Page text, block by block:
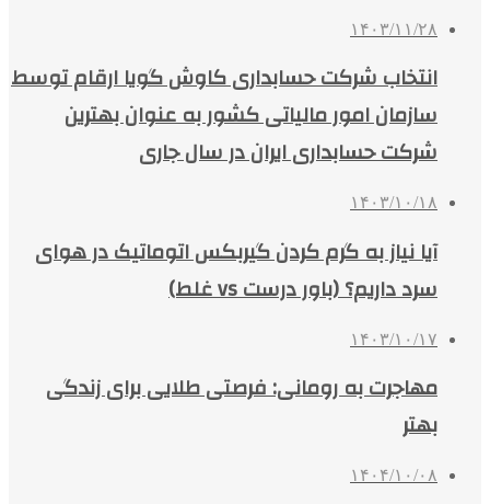
۱۴۰۳/۱۱/۲۸
انتخاب شرکت حسابداری کاوش گویا ارقام توسط
سازمان امور مالیاتی کشور به عنوان بهترین
شرکت حسابداری ایران در سال جاری
۱۴۰۳/۱۰/۱۸
آیا نیاز به گرم کردن گیربکس اتوماتیک در هوای
سرد داریم؟ (باور درست vs غلط)
۱۴۰۳/۱۰/۱۷
مهاجرت به رومانی: فرصتی طلایی برای زندگی
بهتر
۱۴۰۴/۱۰/۰۸